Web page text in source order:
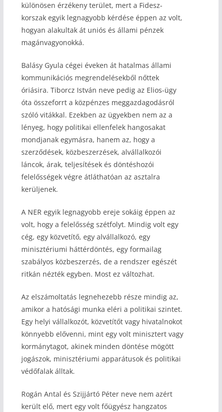
különösen érzékeny terület, mert a Fidesz-
korszak egyik legnagyobb kérdése éppen az volt,
hogyan alakultak át uniós és állami pénzek
magánvagyonokká.
Balásy Gyula cégei éveken át hatalmas állami
kommunikációs megrendelésekből nőttek
óriásira. Tiborcz István neve pedig az Elios-ügy
óta összeforrt a közpénzes meggazdagodásról
szóló vitákkal. Ezekben az ügyekben nem az a
lényeg, hogy politikai ellenfelek hangosakat
mondjanak egymásra, hanem az, hogy a
szerződések, közbeszerzések, alvállalkozói
láncok, árak, teljesítések és döntéshozói
felelősségek végre átláthatóan az asztalra
kerüljenek.
A NER egyik legnagyobb ereje sokáig éppen az
volt, hogy a felelősség szétfolyt. Mindig volt egy
cég, egy közvetítő, egy alvállalkozó, egy
minisztériumi háttérdöntés, egy formailag
szabályos közbeszerzés, de a rendszer egészét
ritkán nézték egyben. Most ez változhat.
Az elszámoltatás legnehezebb része mindig az,
amikor a hatósági munka eléri a politikai szintet.
Egy helyi vállalkozót, közvetítőt vagy hivatalnokot
könnyebb elővenni, mint egy volt minisztert vagy
kormánytagot, akinek minden döntése mögött
jogászok, minisztériumi apparátusok és politikai
védőfalak álltak.
Rogán Antal és Szijjártó Péter neve nem azért
került elő, mert egy volt főügyész hangzatos